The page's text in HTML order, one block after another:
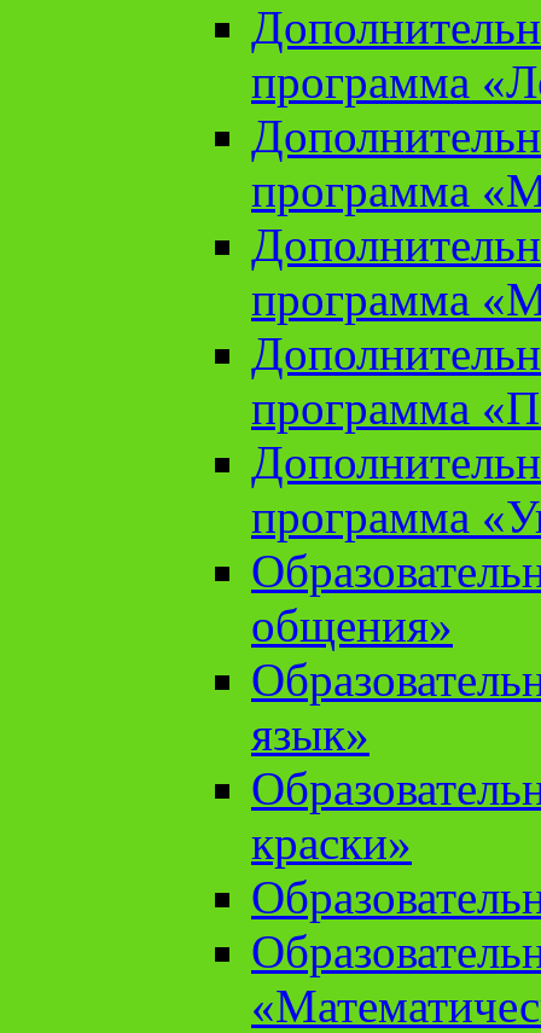
программа
программа
программа
программа
программа
общения»
язык»
краски»